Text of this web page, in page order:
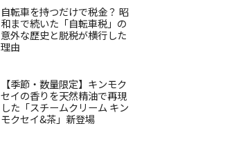
自転車を持つだけで税金？ 昭
和まで続いた「自転車税」の
意外な歴史と脱税が横行した
理由
【季節・数量限定】キンモク
セイの香りを天然精油で再現
した「スチームクリーム キン
モクセイ&茶」新登場